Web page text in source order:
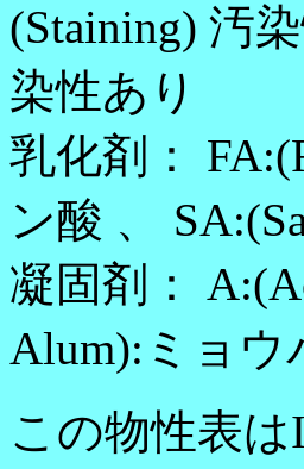
(Staining) 汚
染性あり
乳化剤：
ン酸 、
凝固剤：
Alum):ミョウ
この物性表